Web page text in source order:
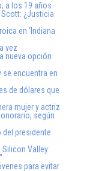
a los 19 años
¿Justicia
en ‘Indiana
vez
nueva opción
se encuentra en
de dólares que
mujer y actriz
según
del presidente
Valley:
para evitar